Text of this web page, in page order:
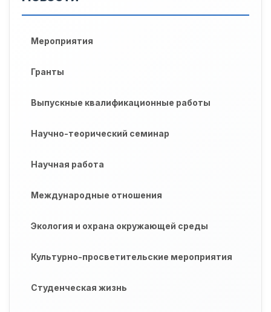
Мероприятия
Гранты
Выпускные квалификационные работы
Научно-теорический семинар
Научная работа
Международные отношения
Экология и охрана окружающей среды
Культурно-просветительские мероприятия
Студенческая жизнь